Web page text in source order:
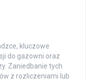
kluczowe
do gazowni oraz
Zaniedbanie tych
z rozliczeniami lub